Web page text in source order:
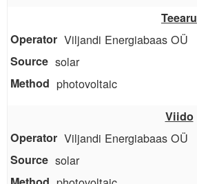
Teearu
Viljandi Energiabaas OÜ
solar
photovoltaic
Viido
Viljandi Energiabaas OÜ
solar